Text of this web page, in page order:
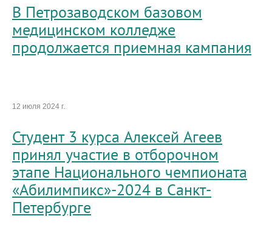
В Петрозаводском базовом
медицинском колледже
продолжается приемная кампания
12 июля 2024 г.
Студент 3 курса Алексей Агеев
принял участие в отборочном
этапе Национального чемпионата
«Абилимпикс»-2024 в Санкт-
Петербурге